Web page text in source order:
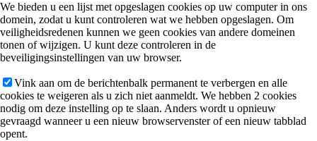
We bieden u een lijst met opgeslagen cookies op uw computer in ons
domein, zodat u kunt controleren wat we hebben opgeslagen. Om
veiligheidsredenen kunnen we geen cookies van andere domeinen
tonen of wijzigen. U kunt deze controleren in de
beveiligingsinstellingen van uw browser.
Vink aan om de berichtenbalk permanent te verbergen en alle
cookies te weigeren als u zich niet aanmeldt. We hebben 2 cookies
nodig om deze instelling op te slaan. Anders wordt u opnieuw
gevraagd wanneer u een nieuw browservenster of een nieuw tabblad
opent.